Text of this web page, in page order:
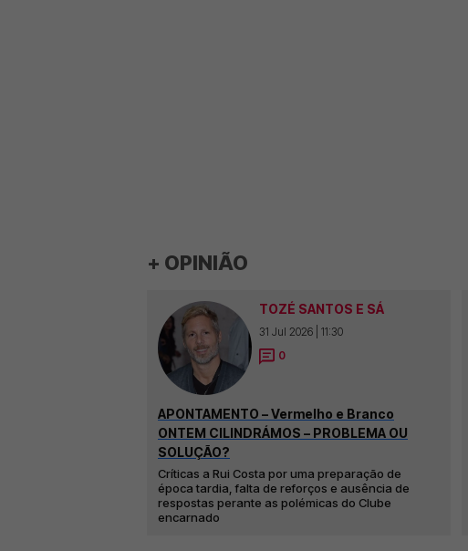
+ OPINIÃO
TOZÉ SANTOS E SÁ
31 Jul 2026 | 11:30
0
APONTAMENTO – Vermelho e Branco
ONTEM CILINDRÁMOS – PROBLEMA OU
SOLUÇÃO?
Críticas a Rui Costa por uma preparação de
época tardia, falta de reforços e ausência de
respostas perante as polémicas do Clube
encarnado